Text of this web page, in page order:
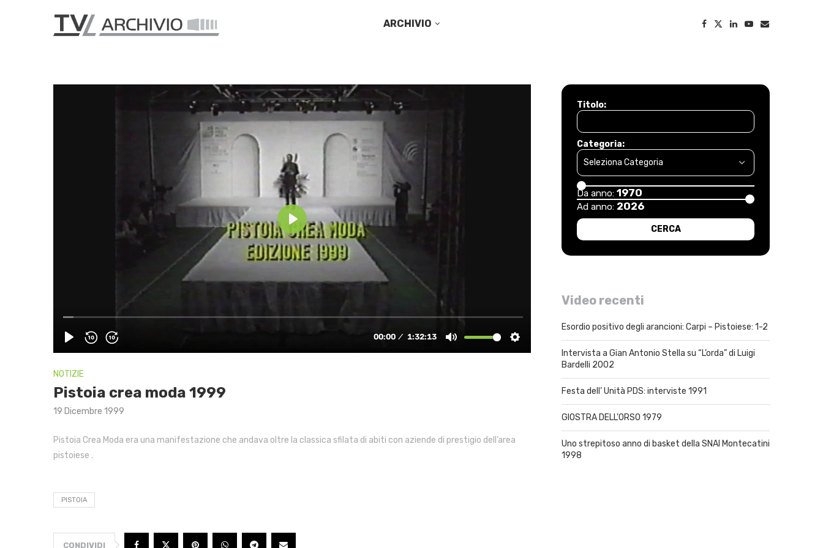
ARCHIVIO
NOTIZIE
Pistoia crea moda 1999
19 Dicembre 1999
Pistoia Crea Moda era una manifestazione che andava oltre la classica sfilata di abiti con aziende di prestigio dell’area
pistoiese .
PISTOIA
CONDIVIDI
Titolo:
Categoria:
Da anno: 1970
Ad anno: 2026
Video recenti
Esordio positivo degli arancioni: Carpi – Pistoiese: 1-2
Intervista a Gian Antonio Stella su “L’orda” di Luigi
Bardelli 2002
Festa dell’ Unità PDS: interviste 1991
GIOSTRA DELL’ORSO 1979
Uno strepitoso anno di basket della SNAI Montecatini
1998